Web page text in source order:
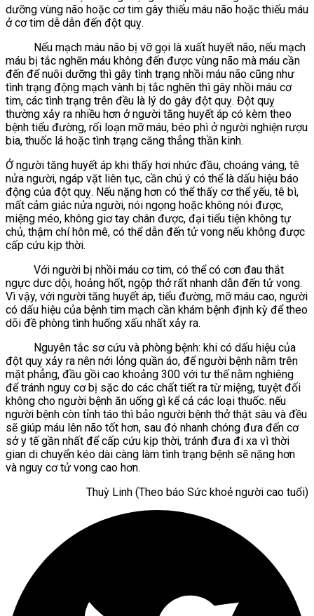
dưỡng vùng não hoặc cơ tim gây thiếu máu não hoặc thiếu máu
ở cơ tim dễ dẫn đến đột quỵ.
Nếu mạch máu não bị vỡ gọi là xuất huyết não, nếu mạch
máu bị tắc nghẽn máu không đến được vùng não mà máu cần
đến để nuôi dưỡng thì gây tình trạng nhồi máu não cũng như
tình trạng động mạch vành bị tắc nghẽn thì gây nhồi máu cơ
tim, các tình trạng trên đều là lý do gây đột quỵ. Đột quỵ
thường xảy ra nhiều hơn ở người tăng huyết áp có kèm theo
bệnh tiểu đường, rối loạn mỡ máu, béo phì ở người nghiện rượu
bia, thuốc lá hoặc tình trạng căng thẳng thần kinh.
Ở người tăng huyết áp khi thấy hơi nhức đầu, choáng váng, tê
nửa người, ngáp vặt liên tục, cần chú ý có thể là dấu hiệu báo
động của đột quỵ. Nếu nặng hơn có thể thấy cơ thể yếu, tê bì,
mất cảm giác nửa người, nói ngọng hoặc không nói được,
miệng méo, không giơ tay chân được, đại tiểu tiện không tự
chủ, thậm chí hôn mê, có thể dẫn đến tử vong nếu không được
cấp cứu kịp thời.
Với người bị nhồi máu cơ tim, có thể có cơn đau thắt
ngực dưc dội, hoảng hốt, ngộp thở rất nhanh dẫn đến tử vong.
Vì vậy, với người tăng huyết áp, tiểu đường, mỡ máu cao, người
có dấu hiệu của bệnh tim mạch cần khám bệnh định kỳ để theo
dõi đề phòng tình huống xấu nhất xảy ra.
Nguyên tắc sơ cứu và phòng bệnh: khi có dấu hiệu của
đột quỵ xảy ra nên nới lỏng quần áo, để người bệnh nằm trên
mặt phẳng, đầu gồi cao khoảng 300 với tư thế nằm nghiêng
để tránh nguy cơ bị sặc do các chất tiết ra từ miệng, tuyệt đối
không cho người bệnh ăn uống gì kể cả các loại thuốc. nếu
người bệnh còn tỉnh táo thì bảo người bệnh thở thật sâu và đều
sẽ giúp máu lên não tốt hơn, sau đó nhanh chóng đưa đến cơ
sở y tế gần nhất để cấp cứu kịp thời, tránh đưa đi xa vì thời
gian di chuyển kéo dài càng làm tình trạng bệnh sẽ nặng hơn
và nguy cơ tử vong cao hơn.
Thuỳ Linh (Theo báo Sức khoẻ người cao tuổi)